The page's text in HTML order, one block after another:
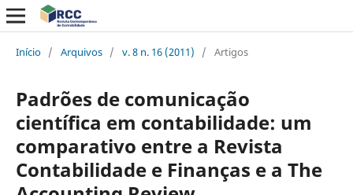
Início / Arquivos / v. 8 n. 16 (2011) / Artigos
Padrões de comunicação
científica em contabilidade: um
comparativo entre a Revista
Contabilidade e Finanças e a The